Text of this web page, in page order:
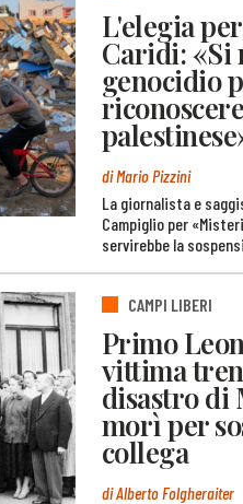
L'elegia
Caridi: «Si
genocidio
di Mario Pizzini
La giornalista e
Campiglio per
servirebbe la
CAMPI LIBERI
Primo
vittima
disastro di
morì per
collega
di Alberto Folgheraiter